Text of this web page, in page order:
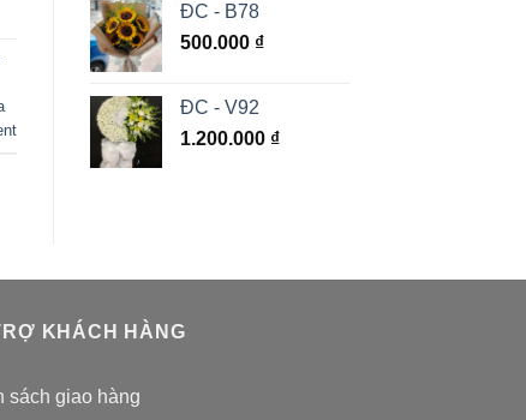
ĐC - B78
500.000 ₫
ĐC - V92
1.200.000 ₫
KHÁCH HÀNG
sách giao hàng